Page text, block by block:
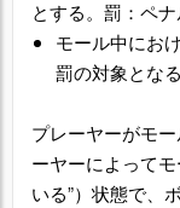
とする。罰：ペナ
モール中にお
罰の対象となる
プレーヤーがモ
ーヤーによって
いる”）状態で、